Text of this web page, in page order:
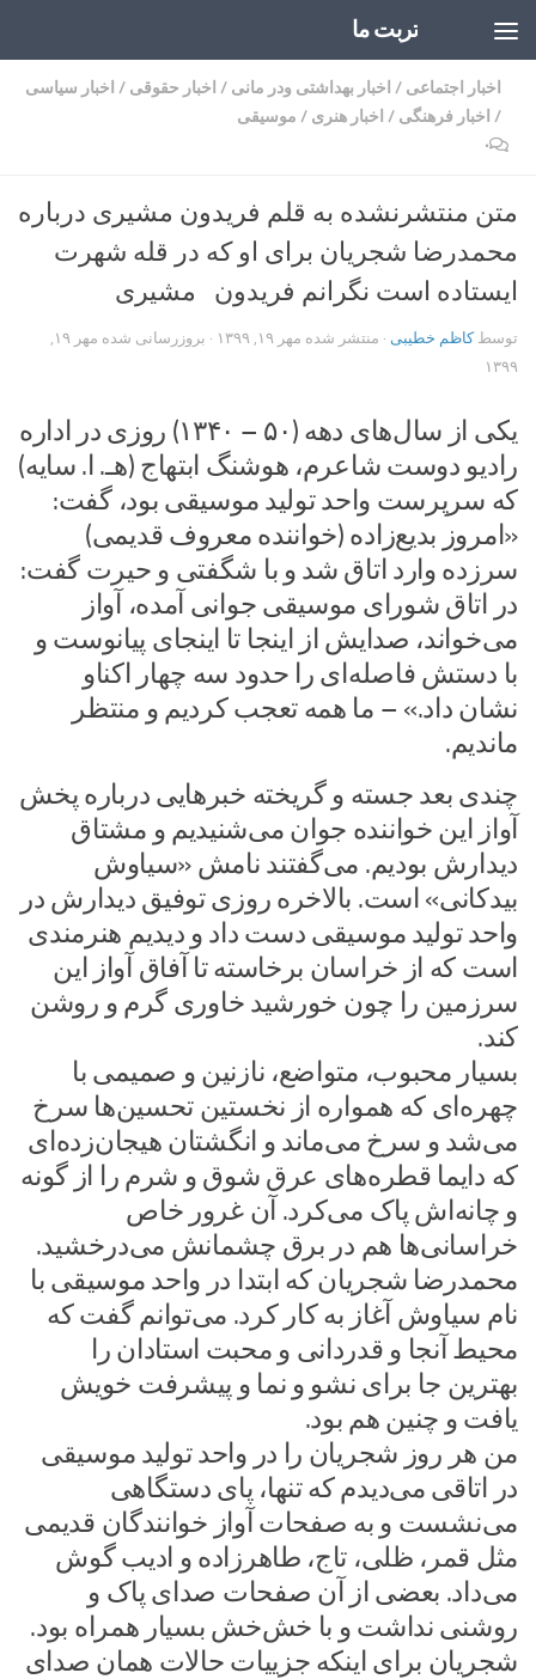
تربت ما
اخبار اجتماعی / اخبار بهداشتی ودر مانی / اخبار حقوقی / اخبار سیاسی
/ اخبار فرهنگی / اخبار هنری / موسیقی
۰
متن منتشرنشده‌ به قلم فریدون مشیری درباره
محمدرضا شجریان برای او که در قله شهرت
ایستاده است نگرانم فریدون مشیری
توسطکاظم خطیبی · منتشر شده مهر ۱۹, ۱۳۹۹ · بروزرسانی شده
مهر ۱۹,
۱۳۹۹
یکی از سال‌های دهه (۵۰ – ۱۳۴۰) روزی در اداره
رادیو دوست شاعرم، هوشنگ ابتهاج (هـ. ا. سایه)
که سرپرست واحد تولید موسیقی بود، گفت:
«امروز بدیع‌زاده (خواننده معروف قدیمی)
سرزده وارد اتاق شد و با شگفتی و حیرت گفت:
در اتاق شورای موسیقی جوانی آمده، آواز
می‌خواند، صدایش از اینجا تا اینجای پیانوست و
با دستش فاصله‌ای را حدود سه چهار اکناو
نشان داد.» – ما همه تعجب کردیم و منتظر
ماندیم.
چندی بعد جسته و گریخته خبر‌هایی درباره پخش
آواز این خواننده جوان می‌شنیدیم و مشتاق
دیدارش بودیم. می‌گفتند نامش «سیاوش
بیدکانی» است. بالاخره روزی توفیق دیدارش در
واحد تولید موسیقی دست داد و دیدیم هنرمندی
است که از خراسان برخاسته تا آفاق آواز این
سرزمین را چون خورشید خاوری گرم و روشن
کند.
بسیار محبوب، متواضع، نازنین و صمیمی با
چهره‌ای که همواره از نخستین تحسین‌ها سرخ
می‌شد و سرخ می‌ماند و انگشتان هیجان‌زده‌ای
که دایما قطره‌های عرق شوق و شرم را از گونه
و چانه‌اش پاک می‌کرد. آن غرور خاص
خراسانی‌ها هم در برق چشمانش می‌درخشید.
محمد‌رضا شجریان که ابتدا در واحد موسیقی با
نام سیاوش آغاز به کار کرد. می‌توانم گفت که
محیط آنجا و قدردانی و محبت استادان را
بهترین جا برای نشو و نما و پیشرفت خویش
یافت و چنین هم بود.
من هر روز شجریان را در واحد تولید موسیقی
در اتاقی می‌دیدم که تنها، پای دستگاهی
می‌نشست و به صفحات آواز ‌خوانندگان قدیمی
مثل قمر، ظلی، تاج، طاهر‌زاده و ادیب گوش
می‌داد. بعضی از آن صفحات صدای پاک و
روشنی نداشت و با خش‌خش بسیار همراه بود.
شجریان برای اینکه جزییات حالات همان صدای